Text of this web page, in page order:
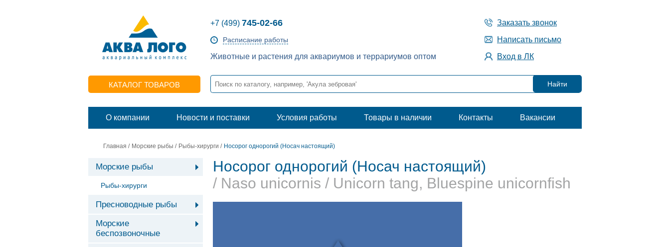
+7 (499) 745-02-66 Заказать звонок
Расписание работы
Написать письмо
Животные и растения для аквариумов и террариумов оптом
Вход в ЛК
КАТАЛОГ ТОВАРОВ
О компании Новости и поставки Условия работы Товары в наличии Контакты Вакансии
Главная / Морские рыбы / Рыбы-хирурги / Носорог однорогий (Носач настоящий)
Морские рыбы
Рыбы-хирурги
Пресноводные рыбы
Морские
беспозвоночные
Носорог однорогий (Носач настоящий)
/ Naso unicornis / Unicorn tang, Bluespine unicornfish